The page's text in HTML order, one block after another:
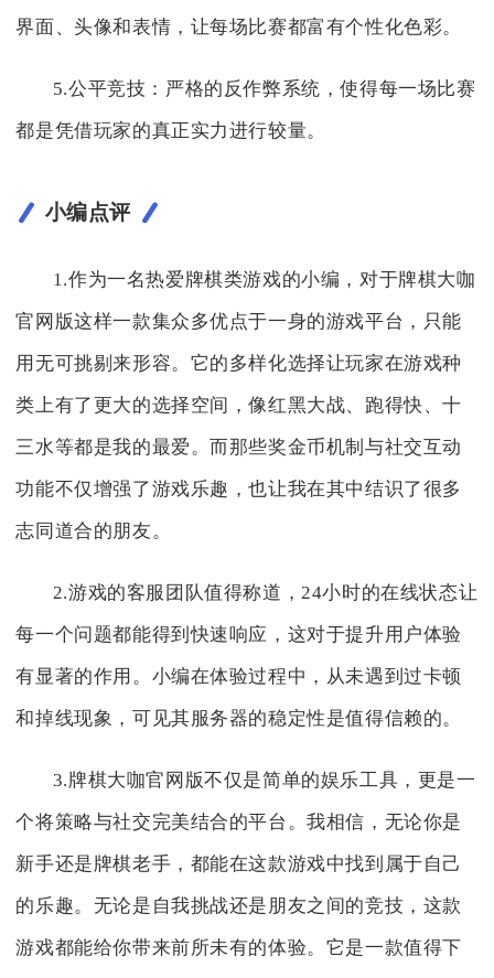
界面、头像和表情，让每场比赛都富有个性化色彩。
5.公平竞技：严格的反作弊系统，使得每一场比赛
都是凭借玩家的真正实力进行较量。
小编点评
1.作为一名热爱牌棋类游戏的小编，对于牌棋大咖
官网版这样一款集众多优点于一身的游戏平台，只能
用无可挑剔来形容。它的多样化选择让玩家在游戏种
类上有了更大的选择空间，像红黑大战、跑得快、十
三水等都是我的最爱。而那些奖金币机制与社交互动
功能不仅增强了游戏乐趣，也让我在其中结识了很多
志同道合的朋友。
2.游戏的客服团队值得称道，24小时的在线状态让
每一个问题都能得到快速响应，这对于提升用户体验
有显著的作用。小编在体验过程中，从未遇到过卡顿
和掉线现象，可见其服务器的稳定性是值得信赖的。
3.牌棋大咖官网版不仅是简单的娱乐工具，更是一
个将策略与社交完美结合的平台。我相信，无论你是
新手还是牌棋老手，都能在这款游戏中找到属于自己
的乐趣。无论是自我挑战还是朋友之间的竞技，这款
游戏都能给你带来前所未有的体验。它是一款值得下